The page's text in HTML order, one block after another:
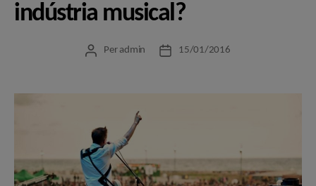
indústria musical?
Autor
Per admin
Data15/01/2016